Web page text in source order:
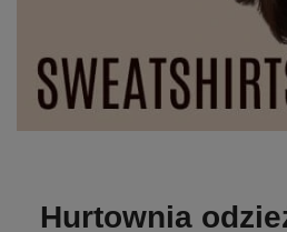
Hurtownia